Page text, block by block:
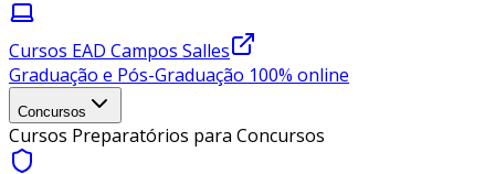
Cursos EAD Campos Salles
Graduação e Pós-Graduação 100% online
Concursos
Cursos Preparatórios para Concursos